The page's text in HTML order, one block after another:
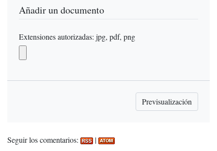
Añadir un documento
Extensiones autorizadas: jpg, pdf, png
Seguir los comentarios: |